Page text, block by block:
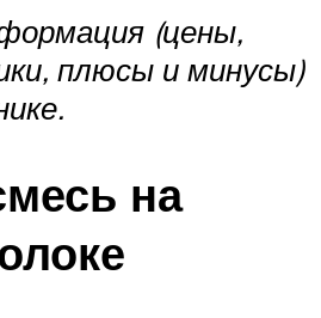
(цены,
плюсы и минусы)
.
на